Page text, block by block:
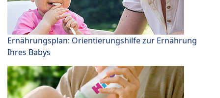
Ernährungsplan: Orientierungshilfe zur Ernährung
Ihres Babys